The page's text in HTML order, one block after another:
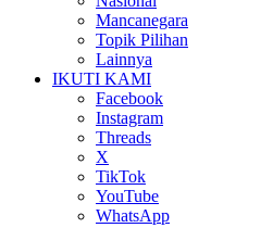
Mancanegara
Topik Pilihan
Lainnya
IKUTI KAMI
Facebook
Instagram
Threads
X
TikTok
YouTube
WhatsApp